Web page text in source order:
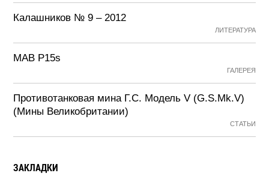
Калашников № 9 – 2012
ЛИТЕРАТУРА
MAB P15s
ГАЛЕРЕЯ
Противотанковая мина Г.С. Модель V (G.S.Mk.V)
(Мины Великобритании)
СТАТЬИ
ЗАКЛАДКИ